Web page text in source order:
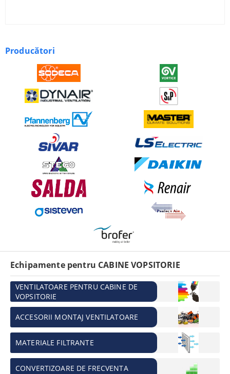
Producători
Echipamente pentru CABINE VOPSITORIE
VENTILATOARE PENTRU CABINE DE
VOPSITORIE
ACCESORII MONTAJ VENTILATOARE
MATERIALE FILTRANTE
CONVERTIZOARE DE FRECVENTA